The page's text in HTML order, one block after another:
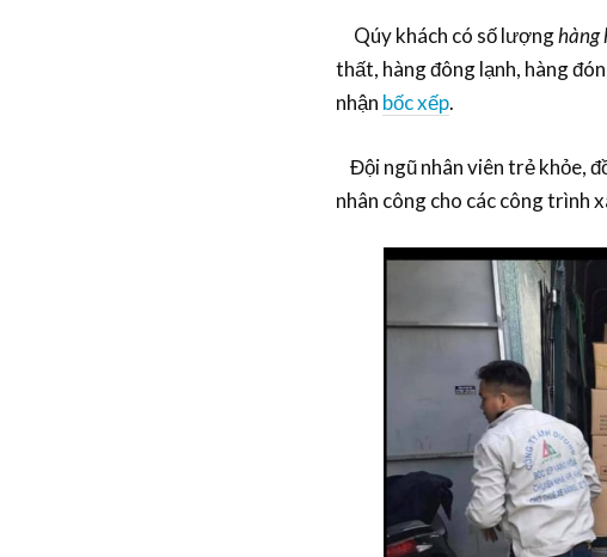
Qúy khách có số lượnghàng
thất, hàng đông lạnh, hàng
nhận bốc xếp.
Đội ngũ nhân viên trẻ khỏe,
nhân công cho các công trình